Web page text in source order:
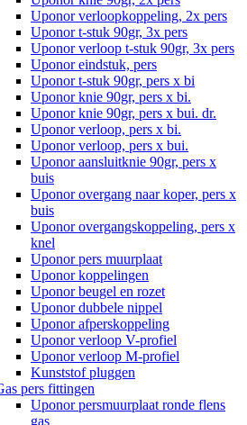
Uponor verloopkoppeling, 2x pers
Uponor t-stuk 90gr, 3x pers
Uponor verloop t-stuk 90gr, 3x pers
Uponor eindstuk, pers
Uponor t-stuk 90gr, pers x bi
Uponor knie 90gr, pers x bi.
Uponor knie 90gr, pers x bui. dr.
Uponor verloop, pers x bi.
Uponor verloop, pers x bui.
Uponor aansluitknie 90gr, pers x
buis
Uponor overgang naar koper, pers x
buis
Uponor overgangskoppeling, pers x
knel
Uponor pers muurplaat
Uponor koppelingen
Uponor beugel en rozet
Uponor dubbele nippel
Uponor afperskoppeling
Uponor verloop V-profiel
Uponor verloop M-profiel
Kunststof pluggen
pers fittingen
Uponor persmuurplaat ronde flens
gas